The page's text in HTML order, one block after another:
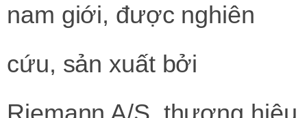
nam giới, được nghiên
cứu, sản xuất bởi